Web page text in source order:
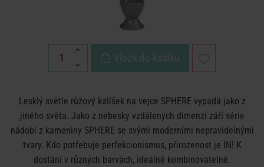
Vložit do košíku
Lesklý světle růžový kalíšek na vejce SPHERE vypadá jako z
jiného světa. Jako z nebesky vzdálených dimenzí září série
nádobí z kameniny SPHERE se svými moderními nepravidelnými
tvary. Kdo potřebuje perfekcionismus, přirozenost je IN! K
dostání v různých barvách, ideálně kombinovatelné.